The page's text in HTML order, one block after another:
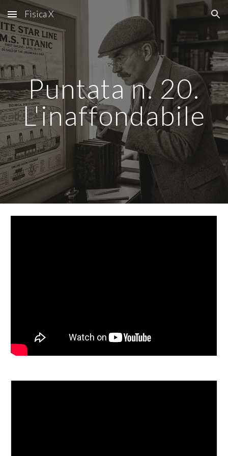
Skip to main content Skip to navigation
Fisica X
Puntata n.20.
L'inaffondabile